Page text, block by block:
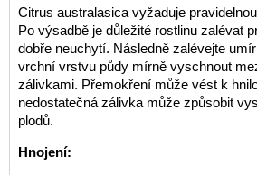
Citrus australasica vyžaduje
Po výsadbě je důležité rostlinu zalévat
dobře neuchytí. Následně zalévejte
vrchní vrstvu půdy mírně vyschnout
zálivkami. Přemokření může vést k
nedostatečná zálivka může způsobit
plodů.
Hnojení: